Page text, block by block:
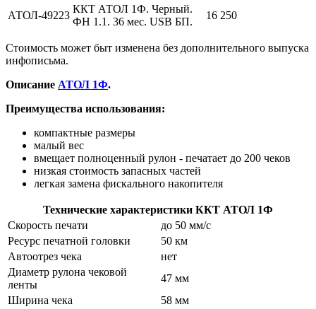
АТОЛ-49223
ККТ АТОЛ 1Ф. Черный.
ФН 1.1. 36 мес. USB БП.
16 250
Стоимость может быт изменена без дополнительного выпуска
инфописьма.
Описание АТОЛ 1Ф.
Преимущества использования:
компактные размеры
малый вес
вмещает полноценный рулон - печатает до 200 чеков
низкая стоимость запасных частей
легкая замена фискального накопителя
Технические характеристики ККТ АТОЛ 1Ф
Скорость печати
до 50 мм/с
Ресурс печатной головки
50 км
Автоотрез чека
нет
Диаметр рулона чековой
ленты
47 мм
Ширина чека
58 мм